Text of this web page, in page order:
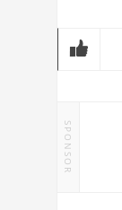
SPONSOR